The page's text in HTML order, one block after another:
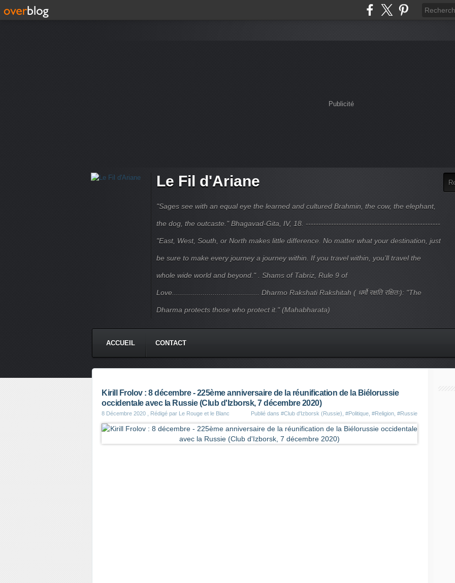
Publicité
Le Fil d'Ariane
"Sages see with an equal eye the learned and cultured Brahmin, the cow, the elephant,
the dog, the outcaste." Bhagavad-Gita, IV, 18. -----------------------------------------------------
"East, West, South, or North makes little difference. No matter what your destination, just
be sure to make every journey a journey within. If you travel within, you’ll travel the
whole wide world and beyond." . Shams of Tabriz, Rule 9 of
Love........................................... Dharmo Rakshati Rakshitah ( धर्मो रक्षति रक्षितः): "The
Dharma protects those who protect it." (Mahabharata)
ACCUEIL CONTACT
Kirill Frolov : 8 décembre - 225ème anniversaire de la réunification de la Biélorussie
occidentale avec la Russie (Club d'Izborsk, 7 décembre 2020)
8 Décembre 2020 , Rédigé par Le Rouge et le Blanc Publié dans #Club d'Izborsk (Russie) #Politique #Religion #Russie